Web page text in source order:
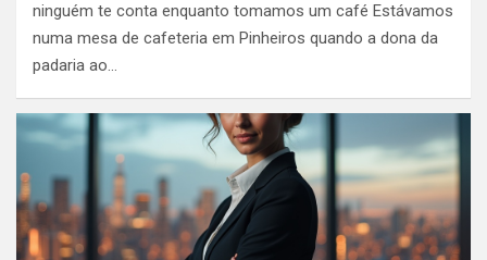
ninguém te conta enquanto tomamos um café Estávamos
numa mesa de cafeteria em Pinheiros quando a dona da
padaria ao…